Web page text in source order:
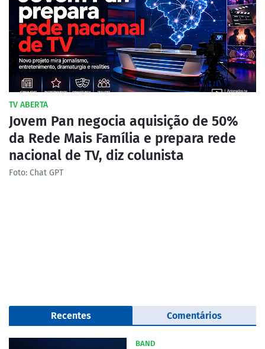
TV ABERTA
Jovem Pan negocia aquisição de 50%
da Rede Mais Família e prepara rede
nacional de TV, diz colunista
Foto: Chat GPT
Recentes Comentários
BAND